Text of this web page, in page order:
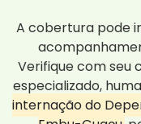
A cobertura pode
Verifique com seu
especializado,
internação do